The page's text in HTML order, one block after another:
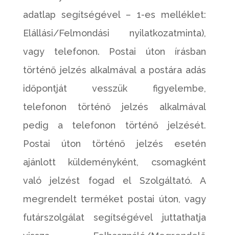
adatlap segítségével – 1-es melléklet:
Elállási/Felmondási nyilatkozatminta),
vagy telefonon. Postai úton írásban
történő jelzés alkalmával a postára adás
időpontját vesszük figyelembe,
telefonon történő jelzés alkalmával
pedig a telefonon történő jelzését.
Postai úton történő jelzés esetén
ajánlott küldeményként, csomagként
való jelzést fogad el Szolgáltató. A
megrendelt terméket postai úton, vagy
futárszolgálat segítségével juttathatja